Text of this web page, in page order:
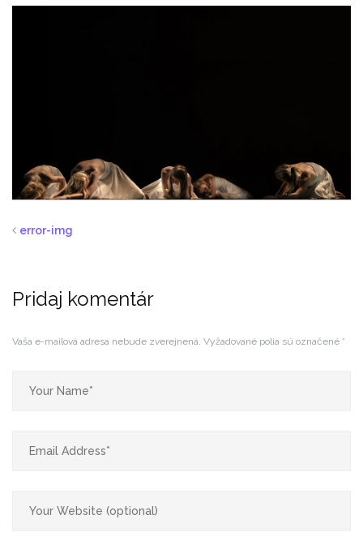
error-img
Pridaj komentár
Vaša e-mailová adresa nebude zverejnená. Vyžadované polia sú označené *